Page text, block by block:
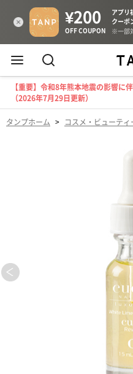
【重要】令和8年熊本地震の影響に
（2026年7月29日更新）
タンプホーム > コスメ・ビューティ